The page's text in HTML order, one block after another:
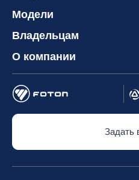
Модели
Владельцам
О компании
Задать